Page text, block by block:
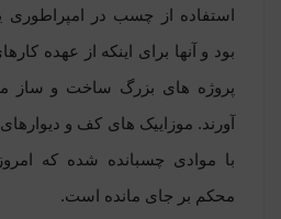
استفاده از چسب در امپراطوری
بود و آنها برای اینکه از عهده
پروژه های بزرگ ساخت و ساز
آورند. موزاییک های کف و
با موادی چسبانده شده که
محکم بر جای مانده است.